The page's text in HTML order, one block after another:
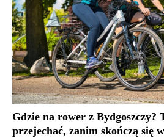
Gdzie na rower z Bydgoszczy?
przejechać, zanim skończą się